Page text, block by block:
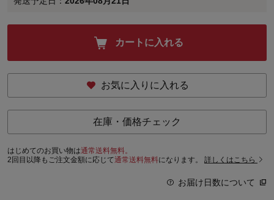
カートに入れる
お気に入りに入れる
在庫・価格チェック
はじめてのお買い物は通常送料無料。
2回目以降もご注文金額に応じて通常送料無料になります。 詳しくはこちら
お届け日数について